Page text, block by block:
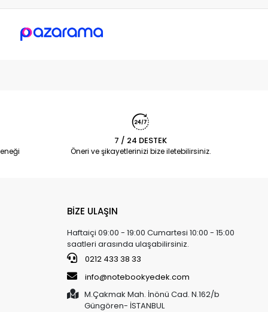
7 / 24 DESTEK
Öneri ve şikayetlerinizi bize iletebilirsiniz.
BİZE ULAŞIN
Haftaiçi 09:00 - 19:00 Cumartesi 10:00 - 15:00
saatleri arasında ulaşabilirsiniz.
0212 433 38 33
info@notebookyedek.com
M.Çakmak Mah. İnönü Cad. N.162/b
Güngören- İSTANBUL